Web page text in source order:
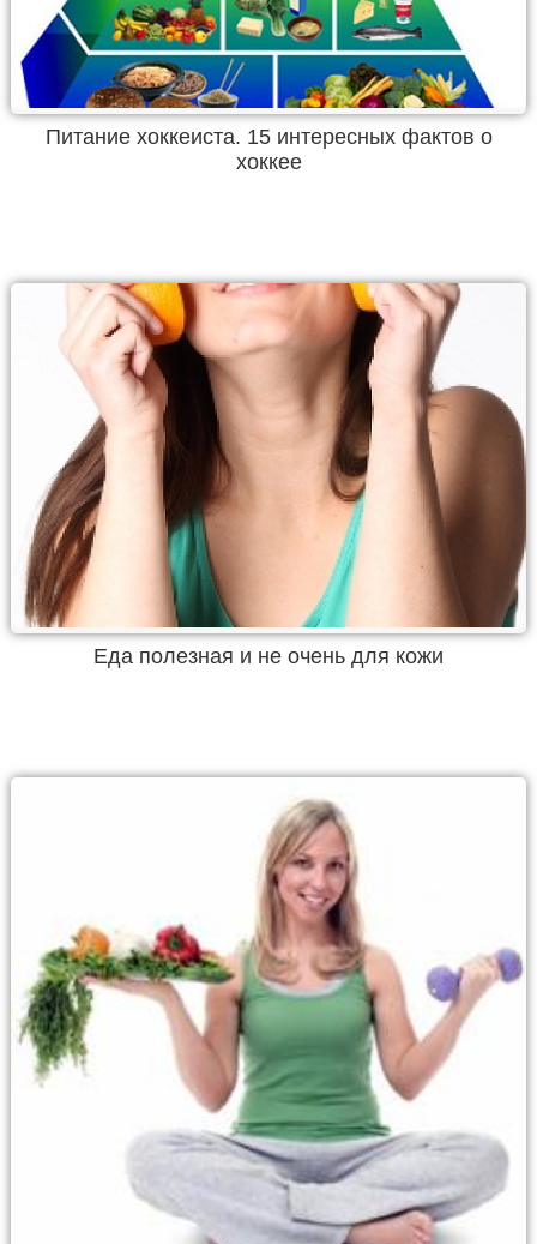
Питание хоккеиста. 15 интересных фактов о
хоккее
Еда полезная и не очень для кожи